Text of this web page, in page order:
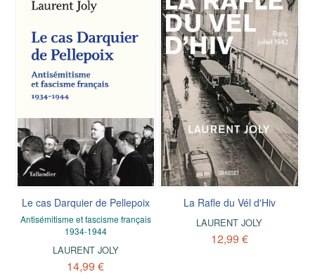
Le cas Darquier de Pellepoix
Antisémitisme et fascisme français
1934-1944
LAURENT JOLY
14,99 €
La Rafle du Vél d'Hiv
LAURENT JOLY
12,99 €